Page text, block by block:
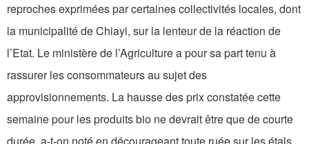
reproches exprimées par certaines collectivités locales, dont
la municipalité de Chiayi, sur la lenteur de la réaction de
l’Etat. Le ministère de l’Agriculture a pour sa part tenu à
rassurer les consommateurs au sujet des
approvisionnements. La hausse des prix constatée cette
semaine pour les produits bio ne devrait être que de courte